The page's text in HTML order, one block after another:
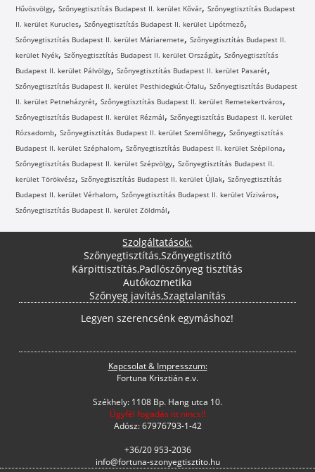
Hűvösvölgy,Szőnyegtisztítás Budapest II. kerület Kővár,Szőnyegtisztítás Budapest
II. kerület Kurucles,Szőnyegtisztítás Budapest II. kerület Lipótmező,
Szőnyegtisztítás Budapest II. kerület Máriaremete,Szőnyegtisztítás Budapest II.
kerület Nyék,Szőnyegtisztítás Budapest II. kerület Országút,Szőnyegtisztítás
Budapest II. kerület Pálvölgy,Szőnyegtisztítás Budapest II. kerület Pasarét,
Szőnyegtisztítás Budapest II. kerület Pesthidegkút-Ófalu,Szőnyegtisztítás Budapest
II. kerület Petneházyrét,Szőnyegtisztítás Budapest II. kerület Remetekertváros,
Szőnyegtisztítás Budapest II. kerület Rézmál,Szőnyegtisztítás Budapest II. kerület
Rózsadomb,Szőnyegtisztítás Budapest II. kerület Szemlőhegy,Szőnyegtisztítás
Budapest II. kerület Széphalom,Szőnyegtisztítás Budapest II. kerület Szépilona,
Szőnyegtisztítás Budapest II. kerület Szépvölgy,Szőnyegtisztítás Budapest II.
kerület Törökvész,Szőnyegtisztítás Budapest II. kerület Újlak,Szőnyegtisztítás
Budapest II. kerület Vérhalom,Szőnyegtisztítás Budapest II. kerület Víziváros,
Szőnyegtisztítás Budapest II. kerület Zöldmál,
Szolgáltatások:
Szőnyegtisztítás,Szőnyegtisztító
Kárpittisztítás,Padlószőnyeg tisztítás
Autókozmetika
Szőnyeg javítás,Szagtalanítás
Legyen szerencsénk egymáshoz!
Kapcsolat & Impresszum:
Fortuna Krisztián e.v.
Székhely: 1108 Bp. Hang utca 10.
Ügyfél fogadás itt nincs!!
Adósz: 67976793-1-42
+36/20 953-2036
info@fortuna-szonyegtisztito.hu